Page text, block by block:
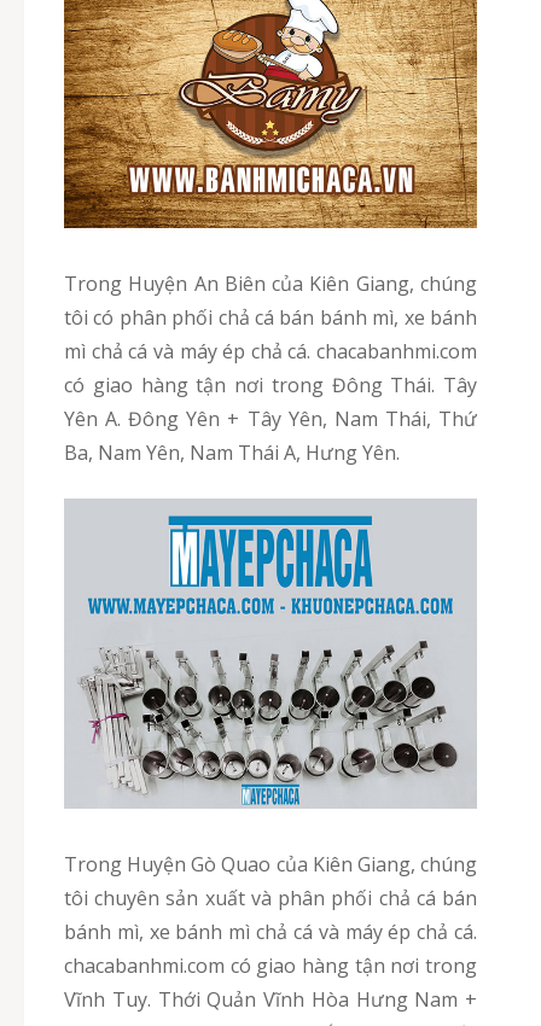
Trong Huyện An Biên của Kiên Giang, chúng
tôi có phân phối chả cá bán bánh mì, xe bánh
mì chả cá và máy ép chả cá. chacabanhmi.com
có giao hàng tận nơi trong Đông Thái. Tây
Yên A. Đông Yên + Tây Yên, Nam Thái, Thứ
Ba, Nam Yên, Nam Thái A, Hưng Yên.
Trong Huyện Gò Quao của Kiên Giang, chúng
tôi chuyên sản xuất và phân phối chả cá bán
bánh mì, xe bánh mì chả cá và máy ép chả cá.
chacabanhmi.com có giao hàng tận nơi trong
Vĩnh Tuy. Thới Quản Vĩnh Hòa Hưng Nam +